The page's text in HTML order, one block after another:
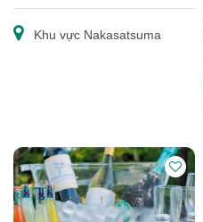
Khu vực Nakasatsuma